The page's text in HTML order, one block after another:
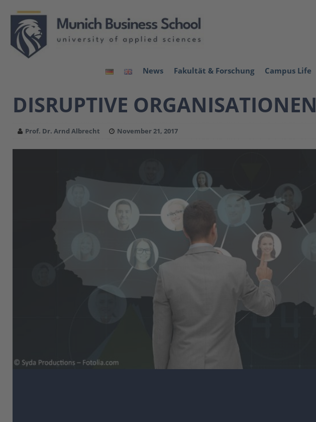
News Fakultät & Forschung Campus Life
DISRUPTIVE ORGANISATIONEN
Prof. Dr. Arnd Albrecht November 21, 2017